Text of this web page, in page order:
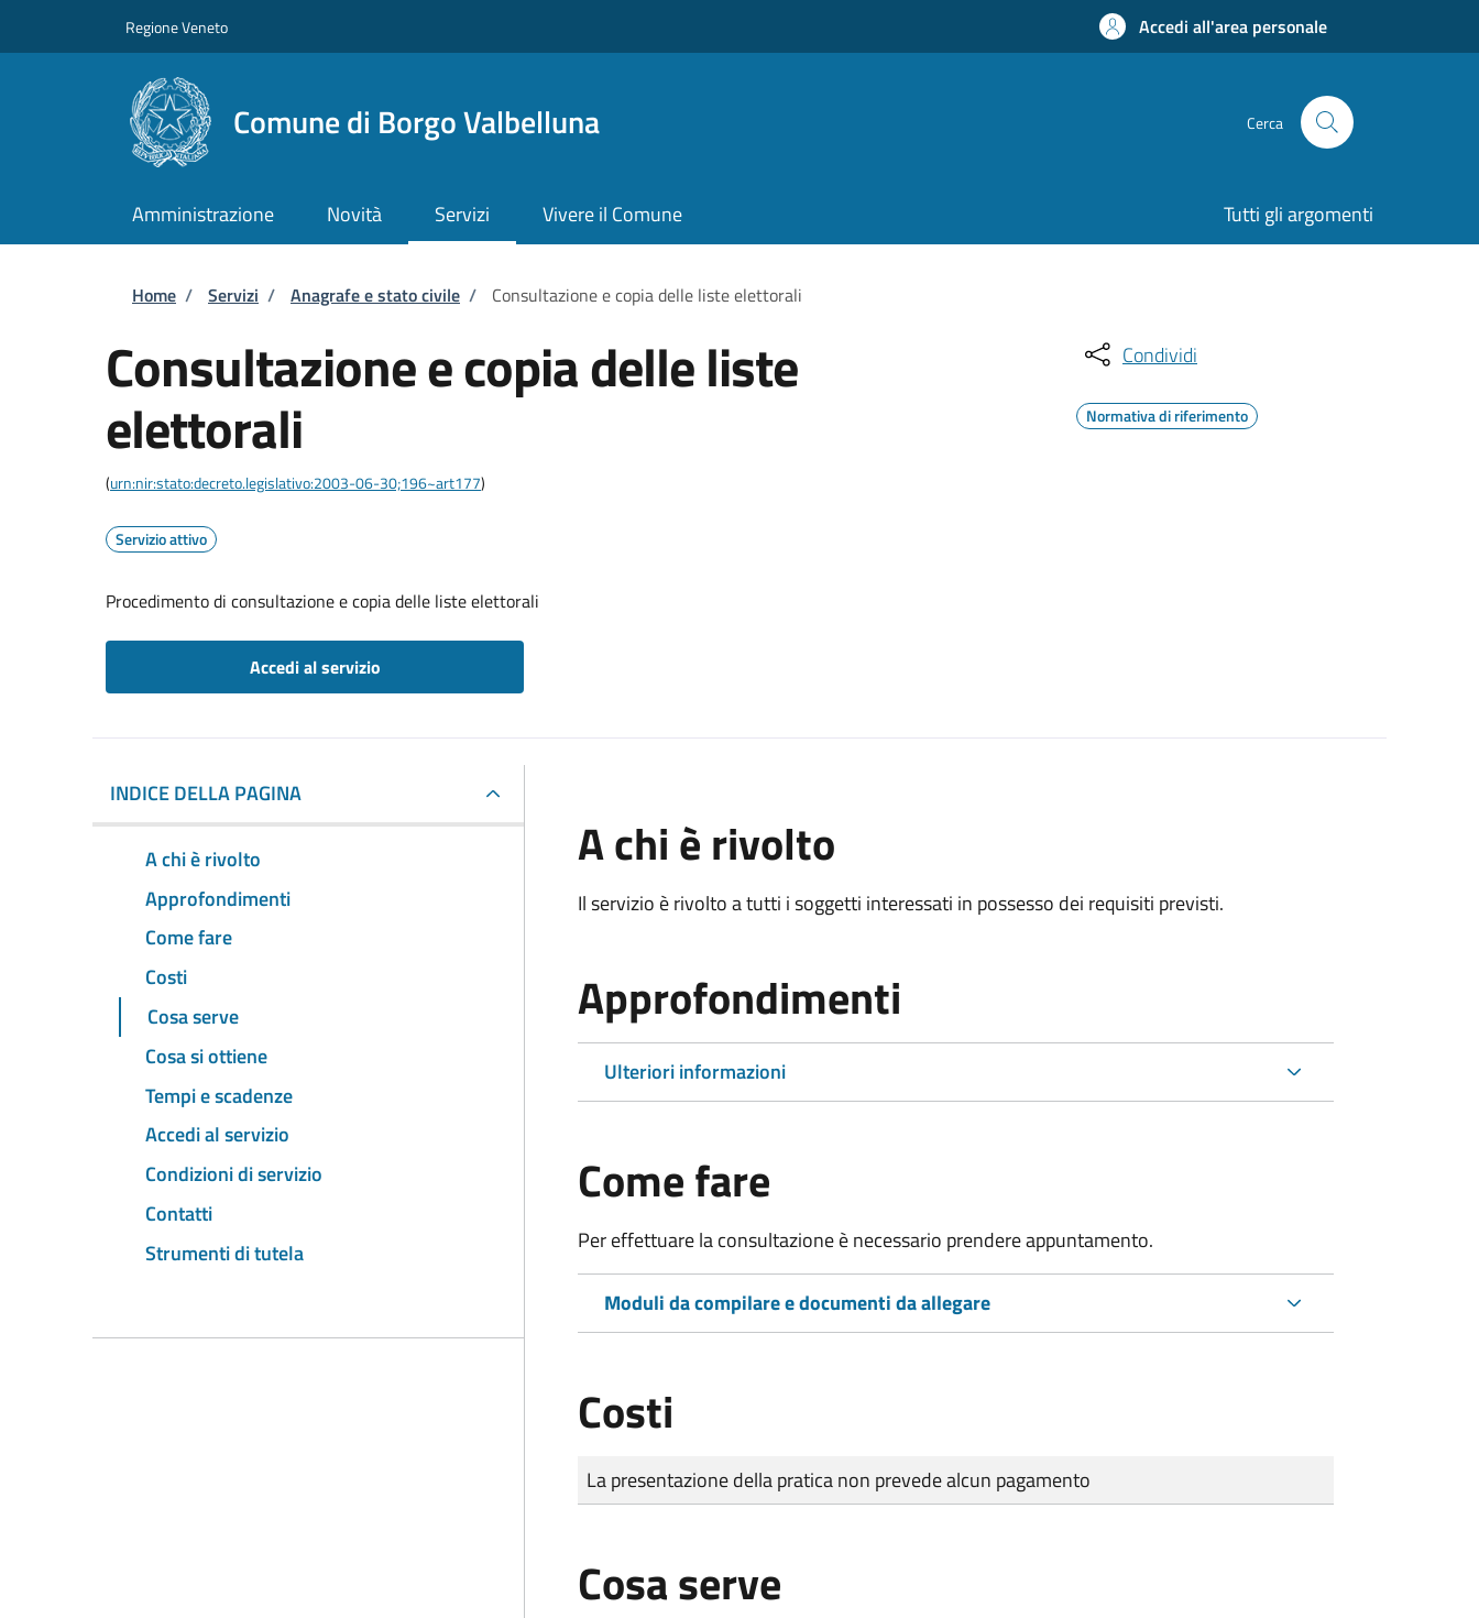
Regione Veneto Accedi all'area personale
Comune di Borgo Valbelluna Cerca
Amministrazione Novità Servizi Vivere il Comune Tutti gli argomenti
Briciole di pane
Home / Servizi / Anagrafe e stato civile / Consultazione e copia delle liste elettorali
Consultazione e copia delle liste
elettorali
(urn:nir:stato:decreto.legislativo:2003-06-30;196~art177)
Servizio attivo
Procedimento di consultazione e copia delle liste elettorali
Accedi al servizio
Condividi
Normativa di riferimento
INDICE DELLA PAGINA
A chi è rivolto
Approfondimenti
Come fare
Costi
Cosa serve
Cosa si ottiene
Tempi e scadenze
Accedi al servizio
Condizioni di servizio
Contatti
Strumenti di tutela
A chi è rivolto
Il servizio è rivolto a tutti i soggetti interessati in possesso dei requisiti previsti.
Approfondimenti
Ulteriori informazioni
Come fare
Per effettuare la consultazione è necessario prendere appuntamento.
Moduli da compilare e documenti da allegare
Costi
Tipo di pagamento
Importo
La presentazione della pratica non prevede alcun pagamento
Cosa serve